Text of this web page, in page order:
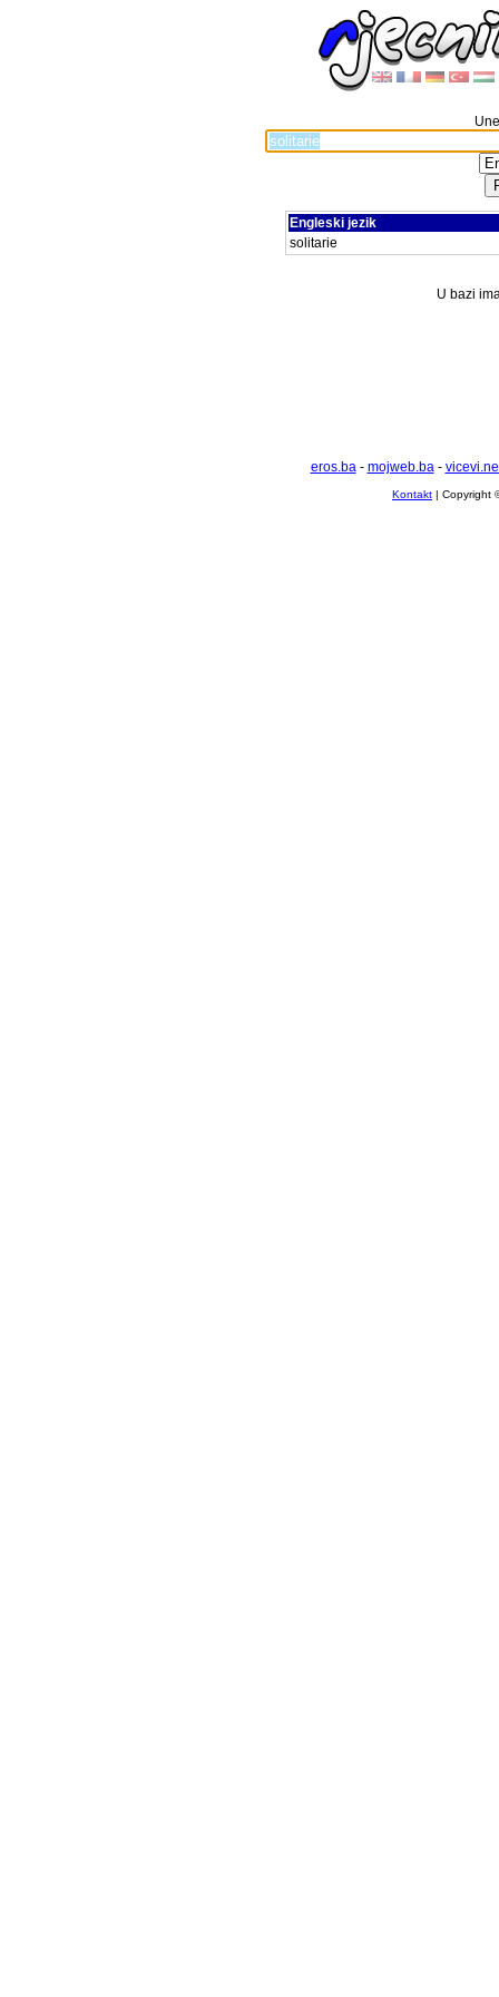
Engleski jezik
solitarie
U bazi
eros.ba- mojweb.ba-
Kontakt | Copyright